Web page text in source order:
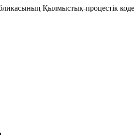
Қылмыстық-процестік